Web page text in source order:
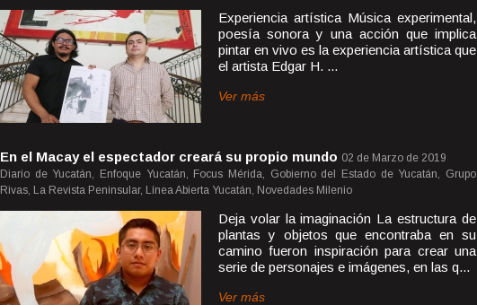
Experiencia artística Música experimental,
poesía sonora y una acción que implica
pintar en vivo es la experiencia artística que
el artista Edgar H. ...
Ver más
En el Macay el espectador creará su propio mundo 02 de Marzo de 2019
Diario de Yucatán, Enfoque Yucatán, Focus Mérida, Gobierno del Estado de Yucatán, Grupo
Rivas, La Revista Peninsular, Línea Abierta Yucatán, Novedades Milenio
Deja volar la imaginación La estructura de
plantas y objetos que encontraba en su
camino fueron inspiración para crear una
serie de personajes e imágenes, en las q...
Ver más